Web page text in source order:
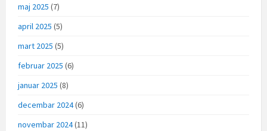
maj 2025 (7)
april 2025 (5)
mart 2025 (5)
februar 2025 (6)
januar 2025 (8)
decembar 2024(6)
novembar 2024(11)